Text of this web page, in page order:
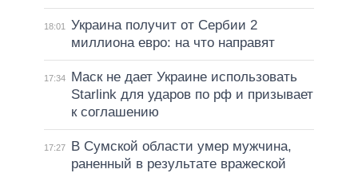
18:01
Украина получит от Сербии 2
миллиона евро: на что направят
17:34
Маск не дает Украине использовать
Starlink для ударов по рф и призывает
к соглашению
17:27
В Сумской области умер мужчина,
раненный в результате вражеской